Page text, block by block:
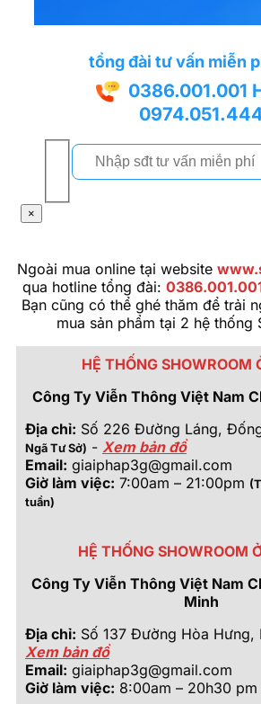
tổng đài tư vấn miễn
0386.001.001
×
Ngoài mua online tại website
qua hotline tổng đài:
Bạn cũng có thể ghé thăm để trải
mua sản phẩm tại 2 hệ thống
HỆ THỐNG SHOWROOM
Công Ty Viễn Thông Việt Nam
Địa chỉ: Số 226 Đường Láng,
Ngã Tư Sở) - Xem bản đồ
Email: giaiphap3g@gmail.com
Giờ làm việc: 7:00am – 21:00pm
tuần)
HỆ THỐNG SHOWROOM
Công Ty Viễn Thông Việt Nam
Minh
Địa chỉ: Số 137 Đường Hòa Hưng,
Xem bản đồ
Email: giaiphap3g@gmail.com
Giờ làm việc: 8:00am – 20h30 pm